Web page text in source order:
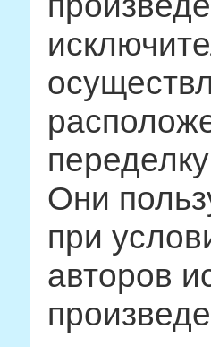
Они
при
авторов